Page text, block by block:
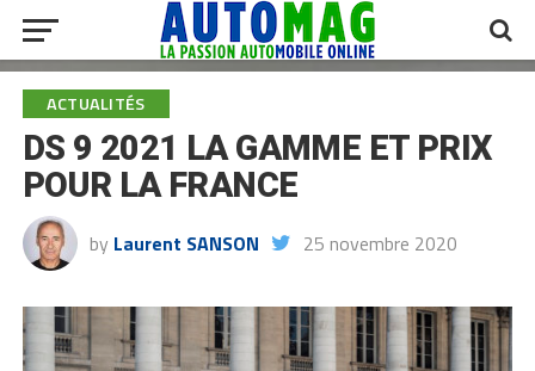
ACTUALITÉS
DS 9 2021 LA GAMME ET PRIX
POUR LA FRANCE
by Laurent SANSON 25 novembre 2020